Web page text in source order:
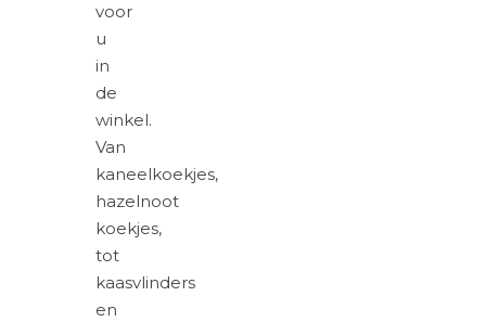
voor
u
in
de
winkel.
Van
kaneelkoekjes,
hazelnoot
koekjes,
tot
kaasvlinders
en